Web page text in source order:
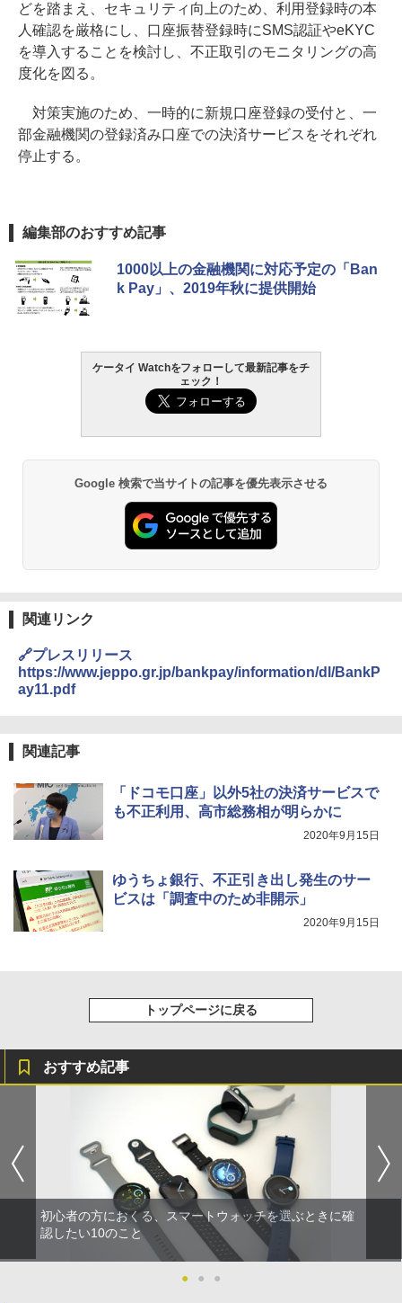
どを踏まえ、セキュリティ向上のため、利用登録時の本
人確認を厳格にし、口座振替登録時にSMS認証やeKYC
を導入することを検討し、不正取引のモニタリングの高
度化を図る。
対策実施のため、一時的に新規口座登録の受付と、一
部金融機関の登録済み口座での決済サービスをそれぞれ
停止する。
編集部のおすすめ記事
1000以上の金融機関に対応予定の「Ban
k Pay」、2019年秋に提供開始
ケータイ Watchをフォローして最新記事をチ
ェック！
Google 検索で当サイトの記事を優先表示させる
関連リンク
🔗プレスリリース
https://www.jeppo.gr.jp/bankpay/information/dl/BankP
ay11.pdf
関連記事
「ドコモ口座」以外5社の決済サービスで
も不正利用、高市総務相が明らかに
2020年9月15日
ゆうちょ銀行、不正引き出し発生のサー
ビスは「調査中のため非開示」
2020年9月15日
トップページに戻る
おすすめ記事
初心者の方におくる、スマートウォッチを選ぶときに確
認したい10のこと
● ● ●